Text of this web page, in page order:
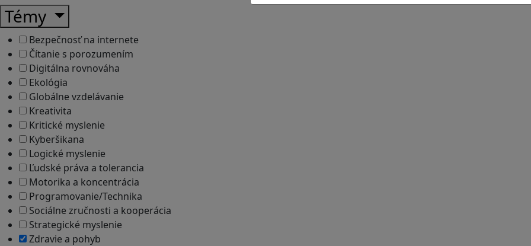
Témy
Bezpečnosť na internete
Čítanie s porozumením
Digitálna rovnováha
Ekológia
Globálne vzdelávanie
Kreativita
Kritické myslenie
Kyberšikana
Logické myslenie
Ľudské práva a tolerancia
Motorika a koncentrácia
Programovanie/Technika
Sociálne zručnosti a kooperácia
Strategické myslenie
Zdravie a pohyb